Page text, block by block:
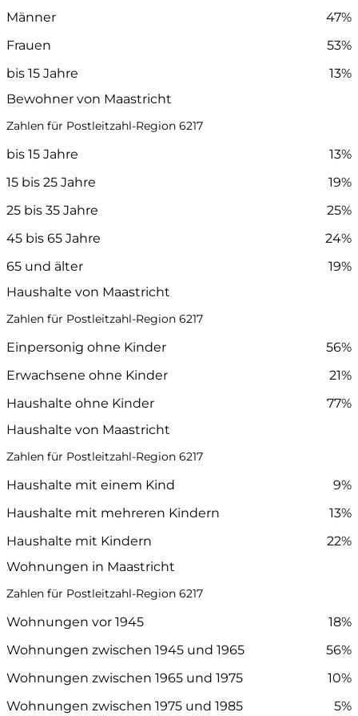
Männer
47%
Frauen
53%
bis 15 Jahre
13%
Bewohner von Maastricht
Zahlen für Postleitzahl-Region 6217
bis 15 Jahre
13%
15 bis 25 Jahre
19%
25 bis 35 Jahre
25%
45 bis 65 Jahre
24%
65 und älter
19%
Haushalte von Maastricht
Zahlen für Postleitzahl-Region 6217
Einpersonig ohne Kinder
56%
Erwachsene ohne Kinder
21%
Haushalte ohne Kinder
77%
Haushalte von Maastricht
Zahlen für Postleitzahl-Region 6217
Haushalte mit einem Kind
9%
Haushalte mit mehreren Kindern
13%
Haushalte mit Kindern
22%
Wohnungen in Maastricht
Zahlen für Postleitzahl-Region 6217
Wohnungen vor 1945
18%
Wohnungen zwischen 1945 und 1965
56%
Wohnungen zwischen 1965 und 1975
10%
Wohnungen zwischen 1975 und 1985
5%